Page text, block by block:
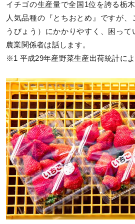
イチゴの生産量で全国1位を誇る栃
人気品種の『とちおとめ』ですが、
うびょう）にかかりやすく、困っ
農業関係者は話します。
※1 平成29年産野菜生産出荷統計によ